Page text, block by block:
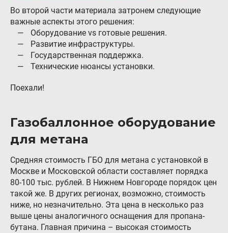
Установить ГБО
Интернет-магазин
Доставка Клиентам
Каталог авто с ГБО
Форум ALPHA
Контакты
8 (800) 777-08-01
info@intergasservice.ru
Оставить отзыв
Во второй части материала затронем следующие
важные аспекты этого решения:
Оборудование vs готовые решения.
Развитие инфраструктуры.
Государственная поддержка.
Технические нюансы установки.
Поехали!
Газобаллонное оборудование
для метана
Средняя стоимость ГБО для метана с установкой в
Москве и Московской области составляет порядка
80-100 тыс. рублей. В Нижнем Новгороде порядок цен
такой же. В других регионах, возможно, стоимость
ниже, но незначительно. Эта цена в несколько раз
выше цены аналогичного оснащения для пропана-
бутана. Главная причина – высокая стоимость